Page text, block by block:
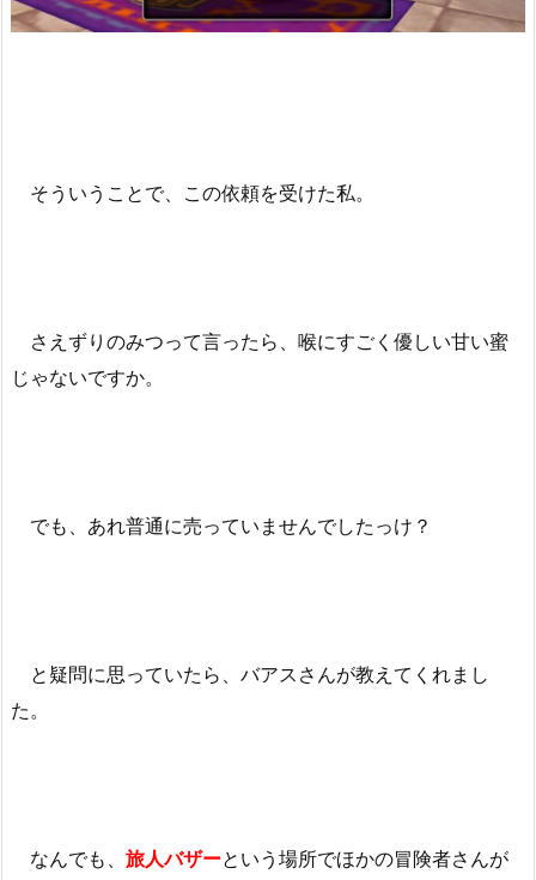
そういうことで、この依頼を受けた私。
さえずりのみつって言ったら、喉にすごく優しい甘い蜜
じゃないですか。
でも、あれ普通に売っていませんでしたっけ？
と疑問に思っていたら、バアスさんが教えてくれまし
た。
なんでも、 旅人バザーという場所でほかの冒険者さんが